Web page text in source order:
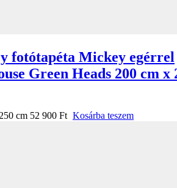
fotótapéta Mickey egérrel
Green Heads 200 cm x
cm 52 900 Ft Kosárba teszem